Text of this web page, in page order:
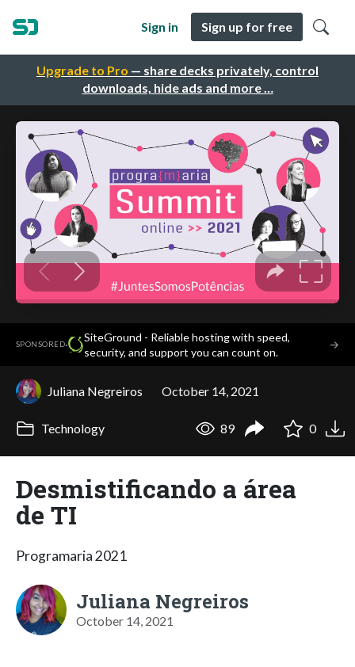
Upgrade to Pro — share decks privately, control
downloads, hide ads and more …
Sign in Sign up for free
SPONSORED·
SiteGround - Reliable hosting with speed,
security, and support you can count on.
→
Juliana Negreiros October 14, 2021
Technology 89 0
Desmistificando a área
de TI
Programaria 2021
Juliana Negreiros
October 14, 2021